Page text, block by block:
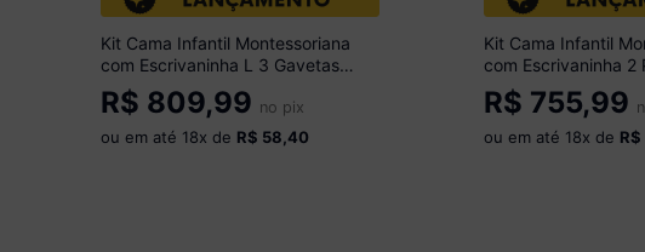
Kit Cama Infantil Montessoriana
com Escrivaninha L 3 Gavetas
Aura Multimóveis MP4821
Madeirado/Branco
R$ 809,99 no pix
ou em até 18x de R$ 58,40
Kit Cama Infantil
com Escrivaninha 2
Gaveta Lume
Branco
R$ 755,99
ou em até 18x de R$